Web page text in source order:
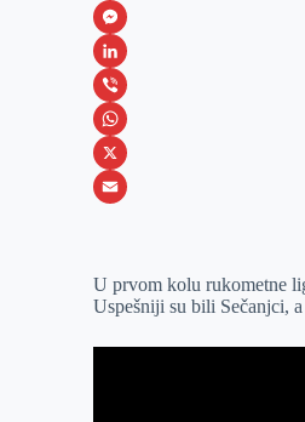
F
a
c
e
b
o
M
e
s
s
e
e
L
i
n
k
I
V
i
b
W
h
s
X
a
U prvom kolu rukometne
Uspešniji su bili Sečanjci,